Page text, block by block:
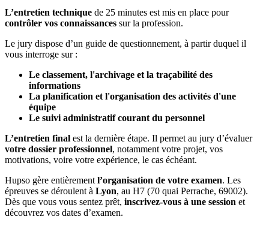
L’entretien technique de 25 minutes est mis en place pour
contrôler vos connaissances sur la profession.
Le jury dispose d’un guide de questionnement, à partir duquel il
vous interroge sur :
Le classement, l'archivage et la traçabilité des
informations
La planification et l'organisation des activités d'une
équipe
Le suivi administratif courant du personnel
L’entretien final est la dernière étape. Il permet au jury d’évaluer
votre dossier professionnel, notamment votre projet, vos
motivations, voire votre expérience, le cas échéant.
Hupso gère entièrement l’organisation de votre examen. Les
épreuves se déroulent à Lyon, au H7 (70 quai Perrache, 69002).
Dès que vous vous sentez prêt, inscrivez-vous à une session et
découvrez vos dates d’examen.